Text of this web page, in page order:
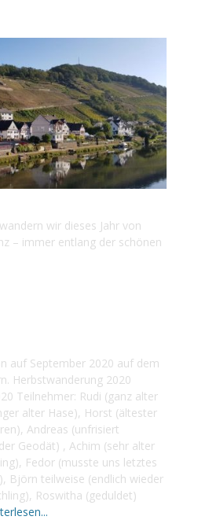
wir dieses Jahr von
– immer entlang der schönen
auf September 2020 auf dem
Herbstwanderung 2020
Teilnehmer: Rudi (ganz alter
alter Hase), Horst (ältester
Andreas (unfrisiert
Geodät) , Achim (sehr alter
Fedor (musste uns letztes
Björn teilweise (endlich wieder
Roswitha (geduldet)